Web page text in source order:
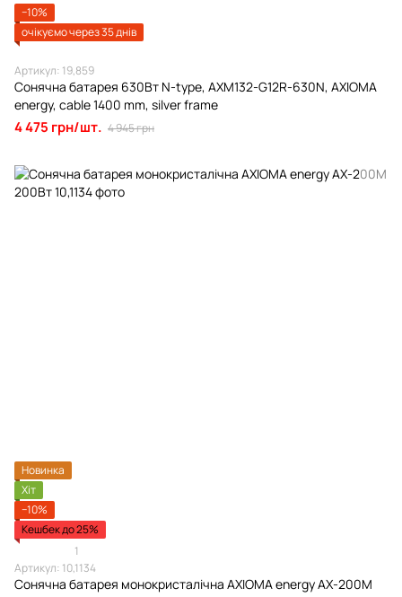
−10%
очікуємо через 35 днів
Артикул: 19,859
Сонячна батарея 630Вт N-type, AXM132-G12R-630N, AXIOMA
energy, cable 1400 mm, silver frame
4 475 грн/шт. 4 945 грн
Новинка
Хіт
−10%
Кешбек до 25%
1
Артикул: 10,1134
Сонячна батарея монокристалічна AXIOMA energy AX-200M